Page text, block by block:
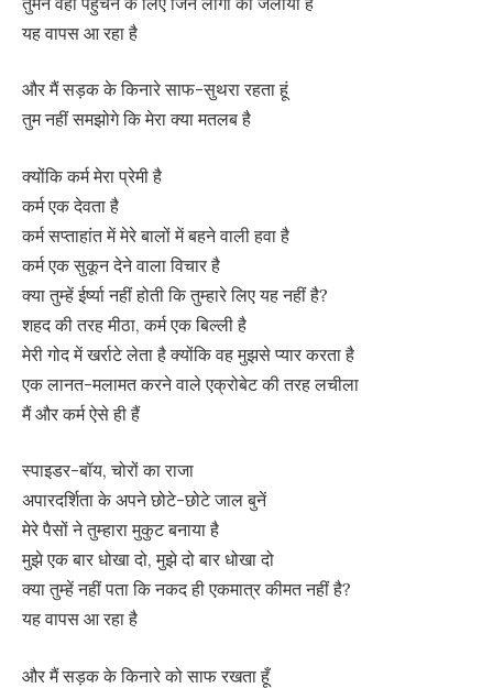
यह वापस आ रहा है
और मैं सड़क के किनारे साफ-सुथरा रहता हूं
तुम नहीं समझोगे कि मेरा क्या मतलब है
क्योंकि कर्म मेरा प्रेमी है
कर्म एक देवता है
कर्म सप्ताहांत में मेरे बालों में बहने वाली हवा है
कर्म एक सुकून देने वाला विचार है
क्या तुम्हें ईर्ष्या नहीं होती कि तुम्हारे लिए यह नहीं है?
शहद की तरह मीठा, कर्म एक बिल्ली है
मेरी गोद में खर्राटे लेता है क्योंकि वह मुझसे प्यार करता है
एक लानत-मलामत करने वाले एक्रोबेट की तरह लचीला
मैं और कर्म ऐसे ही हैं
स्पाइडर-बॉय, चोरों का राजा
अपारदर्शिता के अपने छोटे-छोटे जाल बुनें
मेरे पैसों ने तुम्हारा मुकुट बनाया है
मुझे एक बार धोखा दो, मुझे दो बार धोखा दो
क्या तुम्हें नहीं पता कि नकद ही एकमात्र कीमत नहीं है?
यह वापस आ रहा है
और मैं सड़क के किनारे को साफ रखता हूँ